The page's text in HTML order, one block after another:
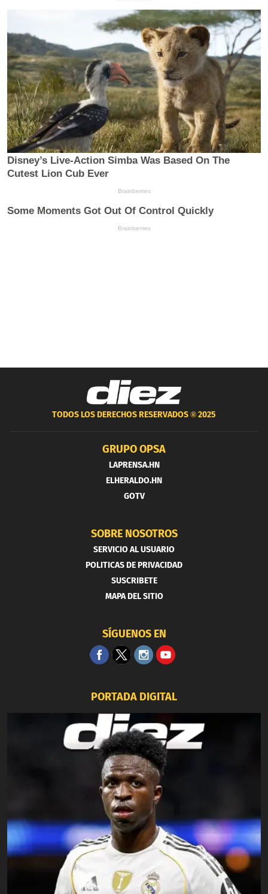
TODOS LOS DERECHOS RESERVADOS ®2025
GRUPO OPSA
LAPRENSA.HN
ELHERALDO.HN
GOTV
SOBRE NOSOTROS
SERVICIO AL USUARIO
POLITICAS DE PRIVACIDAD
SUSCRIBETE
MAPA DEL SITIO
SÍGUENOS EN
PORTADA DIGITAL